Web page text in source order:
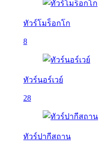
ทัวร์โมร็อกโก
8
ทัวร์นอร์เวย์
28
ทัวร์ปากีสถาน